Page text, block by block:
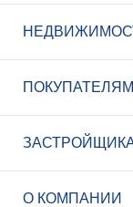
ПОКУПАТЕЛЯМ
О КОМПАНИИ